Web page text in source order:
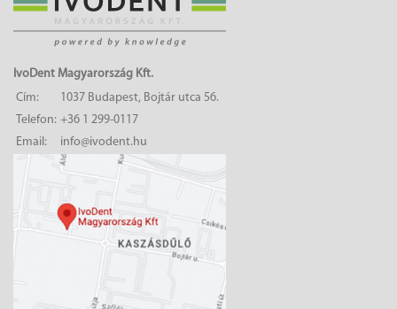
IvoDent Magyarország Kft.
Cím:
1037 Budapest, Bojtár utca 56.
Telefon: +36 1 299-0117
Email:
info@ivodent.hu